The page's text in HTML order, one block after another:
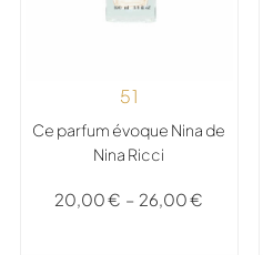
51
Ce parfum évoque Nina de
Nina Ricci
20,00€ – 26,00€